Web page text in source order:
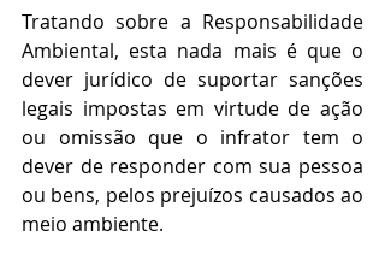
Tratando sobre a Responsabilidade
Ambiental, esta nada mais é que o
dever jurídico de suportar sanções
legais impostas em virtude de ação
ou omissão que o infrator tem o
dever de responder com sua pessoa
ou bens, pelos prejuízos causados ao
meio ambiente.